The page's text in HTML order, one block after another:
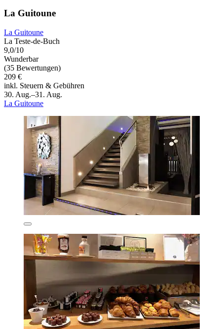
La Guitoune
La Guitoune
La Teste-de-Buch
9,0/10
Wunderbar
(35 Bewertungen)
209 €
inkl. Steuern & Gebühren
30. Aug.–31. Aug.
La Guitoune